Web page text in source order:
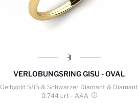
VERLOBUNGSRING GISU - OVAL
Gelbgold 585 & Schwarzer Diamant & Diamant
0.744 crt - AAA